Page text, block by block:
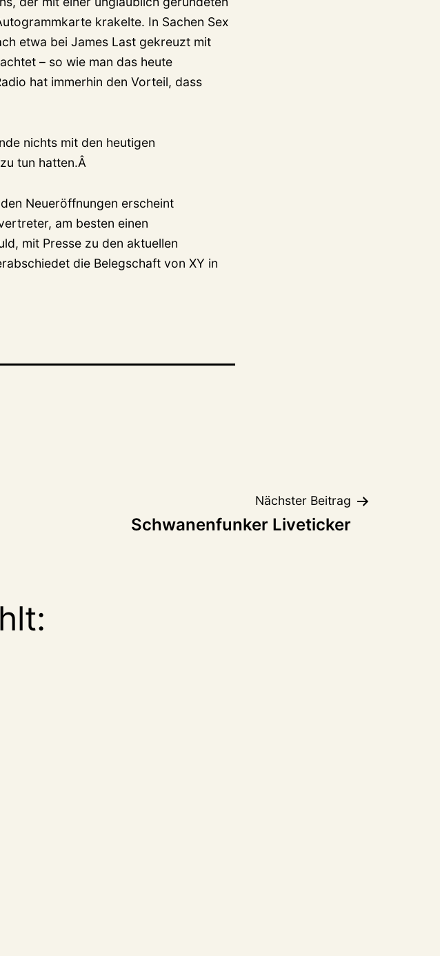
krakelte. In Sachen Sex
etwa bei James Last gekreuzt mit
– so wie man das heute
hat immerhin den Vorteil, dass
nichts mit den heutigen
tun hatten.Â
Neueröffnungen erscheint
am besten einen
mit Presse zu den aktuellen
die Belegschaft von XY in
Nächster Beitrag
Schwanenfunker Liveticker